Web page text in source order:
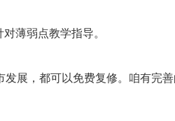
薄弱点教学指导。
展，都可以免费复修。咱有完